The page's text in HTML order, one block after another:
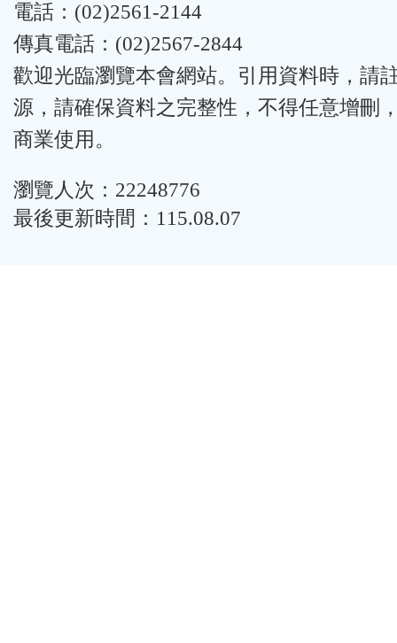
電話：(02)2561-2144
傳真電話：(02)2567-2844
歡迎光臨瀏覽本會網站。引用資料時，請
源，請確保資料之完整性，不得任意增刪
商業使用。
瀏覽人次：22248776
最後更新時間：115.08.07